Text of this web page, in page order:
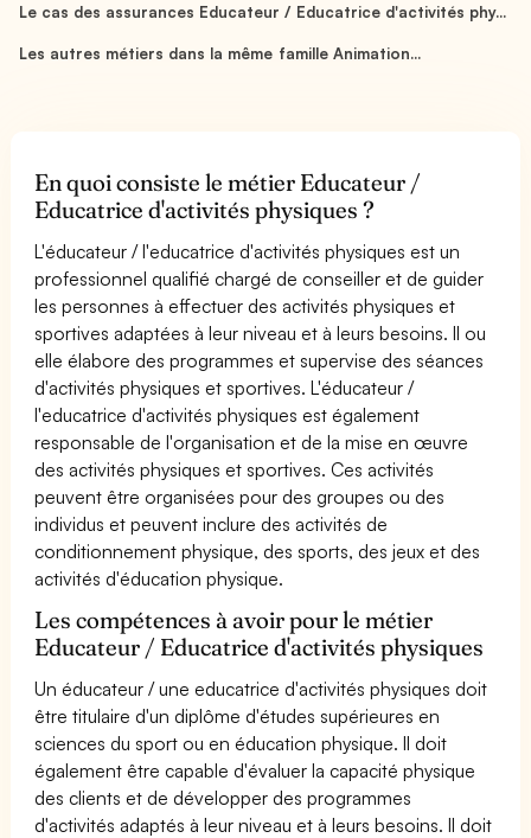
Le cas des assurances Educateur / Educatrice d'activités phy...
Les autres métiers dans la même famille Animation...
En quoi consiste le métier Educateur /
Educatrice d'activités physiques ?
L'éducateur / l'educatrice d'activités physiques est un
professionnel qualifié chargé de conseiller et de guider
les personnes à effectuer des activités physiques et
sportives adaptées à leur niveau et à leurs besoins. Il ou
elle élabore des programmes et supervise des séances
d'activités physiques et sportives. L'éducateur /
l'educatrice d'activités physiques est également
responsable de l'organisation et de la mise en œuvre
des activités physiques et sportives. Ces activités
peuvent être organisées pour des groupes ou des
individus et peuvent inclure des activités de
conditionnement physique, des sports, des jeux et des
activités d'éducation physique.
Les compétences à avoir pour le métier
Educateur / Educatrice d'activités physiques
Un éducateur / une educatrice d'activités physiques doit
être titulaire d'un diplôme d'études supérieures en
sciences du sport ou en éducation physique. Il doit
également être capable d'évaluer la capacité physique
des clients et de développer des programmes
d'activités adaptés à leur niveau et à leurs besoins. Il doit